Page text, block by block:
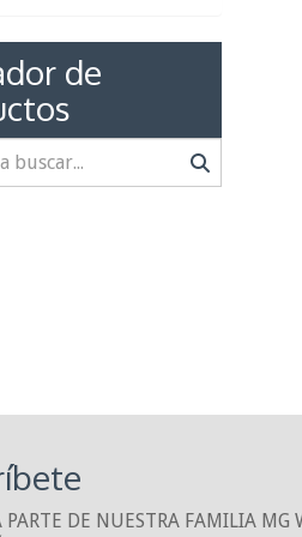
de
PARTE DE NUESTRA FAMILIA MG